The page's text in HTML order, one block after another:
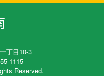
丁目10-3
1115
Reserved.